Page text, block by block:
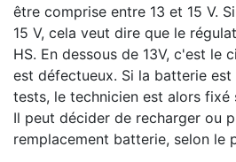
être comprise entre 13 et 15 V.
15 V, cela veut dire que le
HS. En dessous de 13V, c'est le
est défectueux. Si la batterie est
tests, le technicien est alors fixé
Il peut décider de recharger ou
remplacement batterie, selon le